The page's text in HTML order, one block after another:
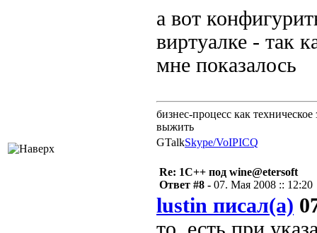
а вот
виртуалке - так
мне показалось
бизнес-процесс как
выжить
GTalkSkype/VoIPICQ
Re: 1С++ под wine@etersoft
Ответ #8 - 07. Мая 2008 :: 12:20
lustin писал(а)